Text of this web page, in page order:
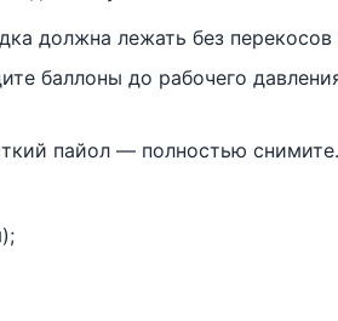
должна лежать без
баллоны до рабочего
пайол — полностью